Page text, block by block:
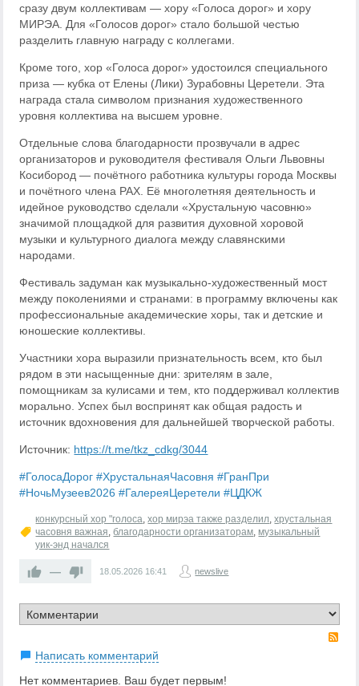
сразу двум коллективам — хору «Голоса дорог» и хору
МИРЭА. Для «Голосов дорог» стало большой честью
разделить главную награду с коллегами.
Кроме того, хор «Голоса дорог» удостоился специального
приза — кубка от Елены (Лики) Зурабовны Церетели. Эта
награда стала символом признания художественного
уровня коллектива на высшем уровне.
Отдельные слова благодарности прозвучали в адрес
организаторов и руководителя фестиваля Ольги Львовны
Косибород — почётного работника культуры города Москвы
и почётного члена РАХ. Её многолетняя деятельность и
идейное руководство сделали «Хрустальную часовню»
значимой площадкой для развития духовной хоровой
музыки и культурного диалога между славянскими
народами.
Фестиваль задуман как музыкально‑художественный мост
между поколениями и странами: в программу включены как
профессиональные академические хоры, так и детские и
юношеские коллективы.
Участники хора выразили признательность всем, кто был
рядом в эти насыщенные дни: зрителям в зале,
помощникам за кулисами и тем, кто поддерживал коллектив
морально. Успех был воспринят как общая радость и
источник вдохновения для дальнейшей творческой работы.
Источник: https://t.me/tkz_cdkg/3044
#ГолосаДорог #ХрустальнаяЧасовня #ГранПри
#НочьМузеев2026 #ГалереяЦеретели #ЦДКЖ
конкурсный хор "голоса,хор мирэа также разделил,хрустальная
часовня важная,благодарности организаторам, музыкальный
уик-энд начался
— 18.05.2026 16:41 newslive
Написать комментарий
Нет комментариев. Ваш будет первым!